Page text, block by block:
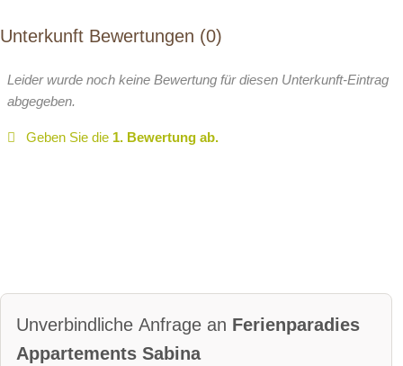
Unterkunft Bewertungen 0
Leider wurde noch keine Bewertung für diesen Unterkunft-Eintrag
abgegeben.
Geben Sie die 1. Bewertung ab.
Unverbindliche Anfrage an Ferienparadies
Appartements Sabina